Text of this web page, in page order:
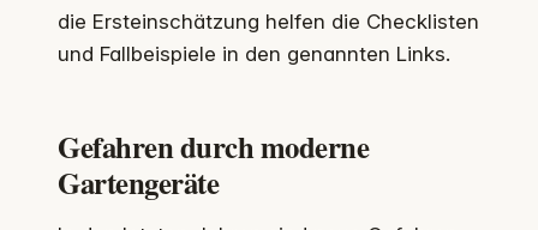
die Ersteinschätzung helfen die Checklisten
und Fallbeispiele in den genannten Links.
Gefahren durch moderne
Gartengeräte